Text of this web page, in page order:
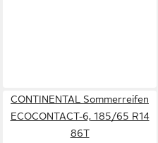
CONTINENTAL Sommerreifen
ECOCONTACT-6, 185/65 R14
86T